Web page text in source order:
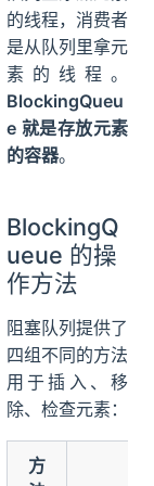
的线程，消费者
是从队列里拿元
素的线程。
BlockingQueu
e 就是存放元素
的容器。
BlockingQ
ueue 的操
作方法
阻塞队列提供了
四组不同的方法
用于插入、移
除、检查元素：
方